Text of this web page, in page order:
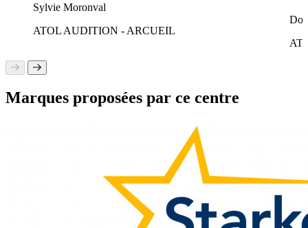
Sylvie Moronval
ATOL AUDITION - ARCUEIL
Marques proposées par ce centre